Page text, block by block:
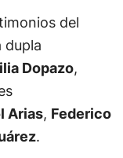
del
dupla
Dopazo,
Arias, Federico
.